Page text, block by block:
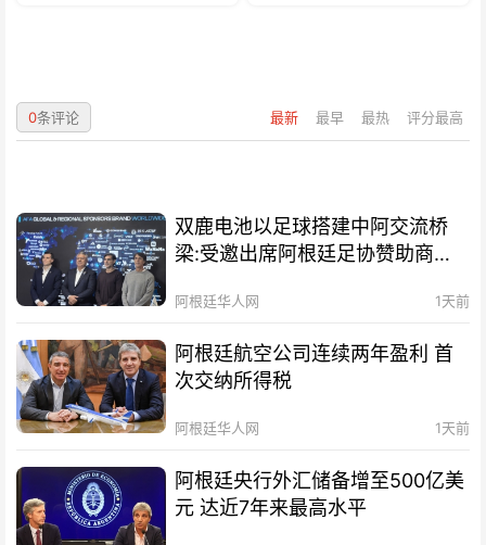
最新 最早 最热 评分最高
0条评论
双鹿电池以足球搭建中阿交流桥
梁:受邀出席阿根廷足协赞助商招
阿根廷华人网 1天前
阿根廷航空公司连续两年盈利 首
次交纳所得税
阿根廷华人网 1天前
阿根廷央行外汇储备增至500亿美
元 达近7年来最高水平